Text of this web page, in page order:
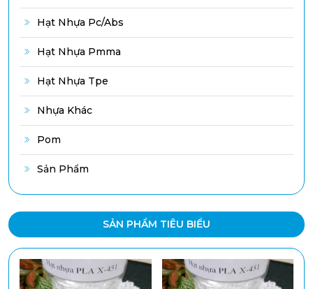
Hạt Nhựa Pc/abs
Hạt Nhựa Pmma
Hạt Nhựa Tpe
Nhựa Khác
Pom
Sản Phẩm
SẢN PHẨM TIÊU BIỂU